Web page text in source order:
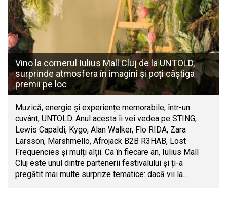
Vino la cornerul Iulius Mall Cluj de la UNTOLD,
surprinde atmosfera în imagini și poți câștiga
premii pe loc
Muzică, energie și experiențe memorabile, într-un
cuvânt, UNTOLD. Anul acesta îi vei vedea pe STING,
Lewis Capaldi, Kygo, Alan Walker, Flo RIDA, Zara
Larsson, Marshmello, Afrojack B2B R3HAB, Lost
Frequencies și mulți alții. Ca în fiecare an, Iulius Mall
Cluj este unul dintre partenerii festivalului și ți-a
pregătit mai multe surprize tematice: dacă vii la…